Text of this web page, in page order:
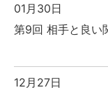
01月30日
第9回 相手と良い
12月27日